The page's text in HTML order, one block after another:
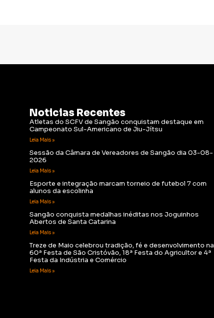
Noticias Recentes
Atletas do SCFV de Sangão conquistam destaque em
Campeonato Sul-Americano de Jiu-Jítsu
Leia Mais »
Sessão da Câmara de Vereadores de Sangão dia 03-08-
2026
Leia Mais »
Esporte e integração marcam torneio de futebol 7 com
alunos da escolinha
Leia Mais »
Sangão conquista medalhas inéditas nos Joguinhos
Abertos de Santa Catarina
Leia Mais »
Treze de Maio celebrou tradição, fé e desenvolvimento na
60ª Festa de São Cristóvão, 18ª Festa do Agricultor e 4ª
Festa da Indústria e Comércio
Leia Mais »